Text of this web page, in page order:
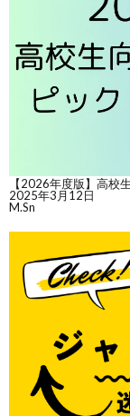
【2026年度版】高校
2025年3月12日
M.Sn